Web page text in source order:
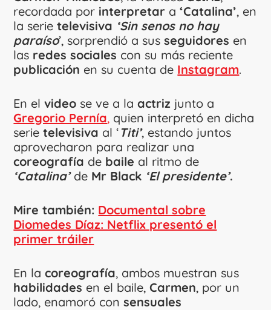
recordada por interpretar a‘Catalina’, en
la serietelevisiva ‘Sin senos no hay
paraíso’, sorprendió a susseguidores en
las redes sociales con su más reciente
publicación en su cuenta de Instagram.
En elvideo se ve a laactriz junto a
Gregorio Pernía, quien interpretó en dicha
serietelevisiva al ‘Titi’, estando juntos
aprovecharon para realizar una
coreografía de baile al ritmo de
‘Catalina’de Mr Black ‘El presidente’.
Mire también: Documental sobre
Diomedes Díaz: Netflix presentó el
primer tráiler
En lacoreografía, ambos muestran sus
habilidades en el baile,Carmen, por un
lado, enamoró consensuales